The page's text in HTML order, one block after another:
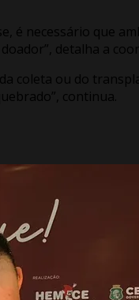
necessário que
detalha a
coleta ou do
continua.